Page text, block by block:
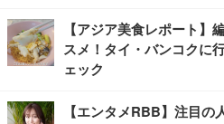
【アジア美食レポート】
スメ！タイ・バンコクに
ェック
【エンタメRBB】注目の